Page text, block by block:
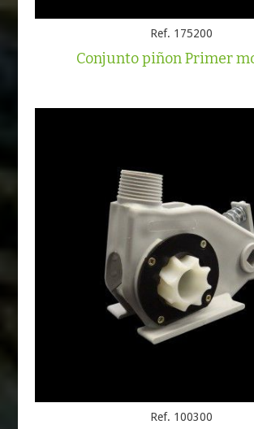
Ref. 175200
Conjunto piñon Primer
Ref. 100300